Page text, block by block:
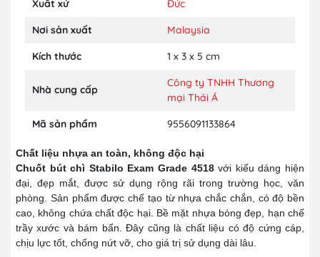
Xuất xứ Đức
Nơi sản xuất Malaysia
Kích thước 1 x 3 x 5 cm
Nhà cung cấp
Công ty TNHH Thương
mại Thái Á
Mã sản phẩm 9556091133864
Chất liệu nhựa an toàn, không độc hại
Chuốt bút chì Stabilo Exam Grade 4518với kiểu dáng hiện
đại, đẹp mắt, được sử dụng rộng rãi trong trường học, văn
phòng. Sản phẩm được chế tạo từ nhựa chắc chắn, có độ bền
cao, không chứa chất độc hại. Bề mặt nhựa bóng đẹp, hạn chế
trầy xước và bám bẩn. Đây cũng là chất liệu có độ cứng cáp,
chịu lực tốt, chống nứt vỡ, cho giá trị sử dụng dài lâu.